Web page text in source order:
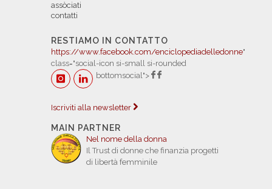
assòciati
contatti
RESTIAMO IN CONTATTO
https://www.facebook.com/enciclopediadelledonne"
class="social-icon si-small si-rounded
bottomsocial">
Iscriviti alla newsletter
MAIN PARTNER
Nel nome della donna
Il Trust di donne che finanzia progetti
di libertà femminile